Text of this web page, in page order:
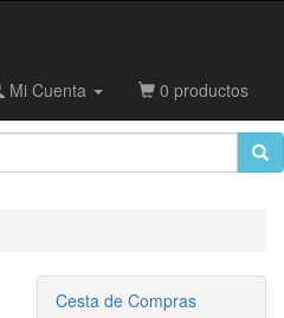
Mi Cuenta 0 productos
Cesta de Compras